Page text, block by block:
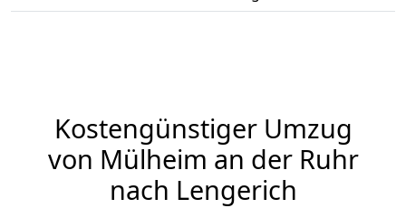
Kostengünstiger Umzug
von Mülheim an der Ruhr
nach Lengerich